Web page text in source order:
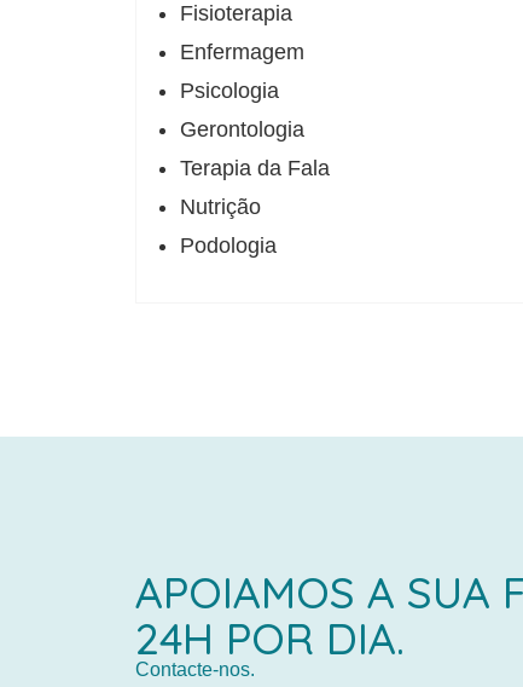
Fisioterapia
Enfermagem
Psicologia
Gerontologia
Terapia da Fala
Nutrição
Podologia
APOIAMOS A SUA
24H POR DIA.
Contacte-nos.